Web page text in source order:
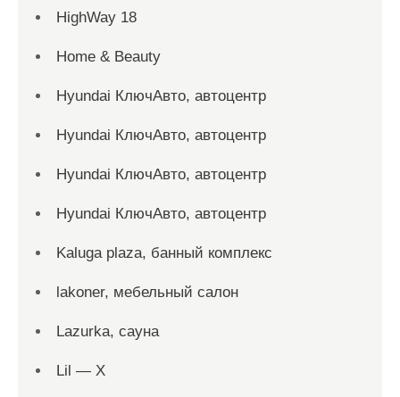
HighWay 18
Home & Beauty
Hyundai КлючАвто, автоцентр
Hyundai КлючАвто, автоцентр
Hyundai КлючАвто, автоцентр
Hyundai КлючАвто, автоцентр
Kaluga plaza, банный комплекс
lakoner, мебельный салон
Lazurka, сауна
Lil — X